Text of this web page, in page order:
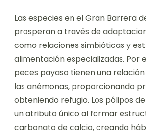
Las especies en el Gran Barrera
prosperan a través de
como relaciones simbióticas y
alimentación especializadas. Por
peces payaso tienen una
las anémonas, proporcionando
obteniendo refugio. Los pólipos
un atributo único al formar
carbonato de calcio, creando